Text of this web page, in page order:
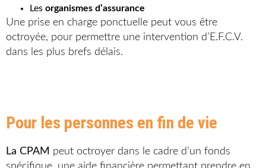
Les organismes d’assurance
Une prise en charge ponctuelle peut vous être
octroyée, pour permettre une intervention d’E.F.C.V.
dans les plus brefs délais.
Pour les personnes en fin de vie
La CPAM peut octroyer dans le cadre d’un fonds